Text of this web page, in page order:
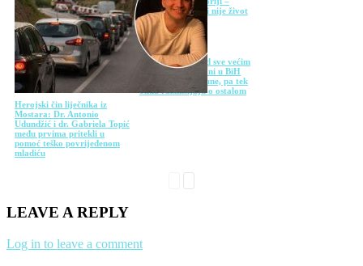
Herojski čin liječnika iz
Mostara: Dr. Antonio
Udundžić i dr. Gabriela Topić
među prvima pritekli u
pomoć teško povrijeđenom
mladiću
“Spavati na slami nije život
koji iko...
Kućni budžeti pod sve većim
pritiskom: Građani u BiH
prvo plaćaju račune, pa tek
onda razmišljaju o ostalom
LEAVE A REPLY
Log in to leave a comment